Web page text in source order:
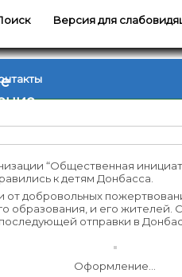
Версия для
“Общественная
к детям Донбасса.
от добровольных
образования, и его жителей.
отправки в
Оформление…